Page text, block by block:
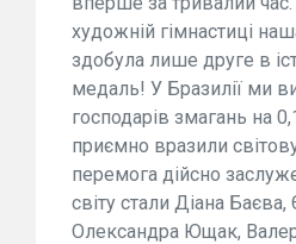
художній гімнастиці
здобула лише друге в
медаль! У Бразилії ми
господарів змагань на
приємно вразили
перемога дійсно
світу стали Діана Баєва,
Олександра Ющак,